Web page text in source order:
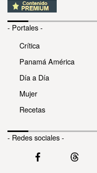
- Portales -
Crítica
Panamá América
Día a Día
Mujer
Recetas
- Redes sociales -